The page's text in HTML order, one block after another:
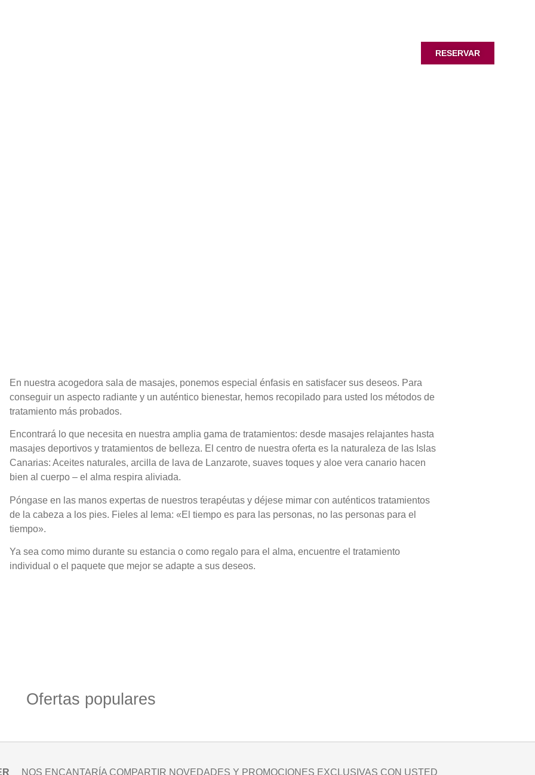
RESERVAR
En nuestra acogedora sala de masajes, ponemos especial énfasis en satisfacer sus deseos. Para
conseguir un aspecto radiante y un auténtico bienestar, hemos recopilado para usted los métodos de
tratamiento más probados.
Encontrará lo que necesita en nuestra amplia gama de tratamientos: desde masajes relajantes hasta
masajes deportivos y tratamientos de belleza. El centro de nuestra oferta es la naturaleza de las Islas
Canarias: Aceites naturales, arcilla de lava de Lanzarote, suaves toques y aloe vera canario hacen
bien al cuerpo – el alma respira aliviada.
Póngase en las manos expertas de nuestros terapéutas y déjese mimar con auténticos tratamientos
de la cabeza a los pies. Fieles al lema: «El tiempo es para las personas, no las personas para el
tiempo».
Ya sea como mimo durante su estancia o como regalo para el alma, encuentre el tratamiento
individual o el paquete que mejor se adapte a sus deseos.
Ofertas populares
NOS ENCANTARÍA COMPARTIR NOVEDADES Y PROMOCIONES EXCLUSIVAS CON USTED